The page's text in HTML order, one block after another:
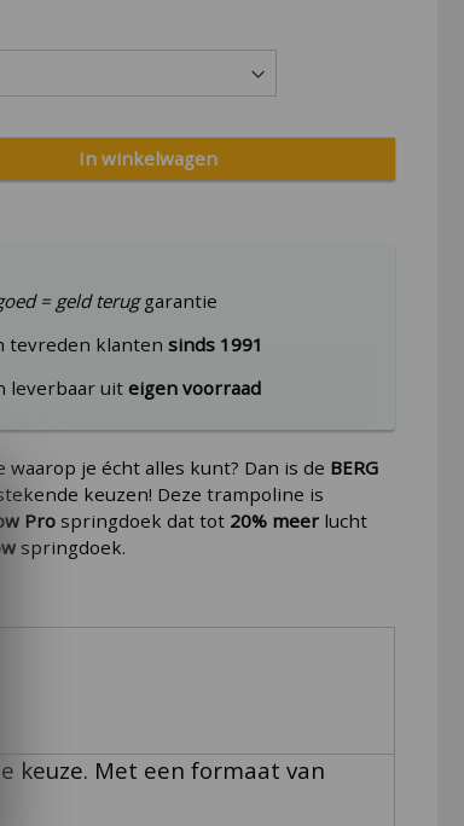
In winkelwagen
= geld teruggarantie
tevreden klantensinds 1991
leverbaar uiteigen voorraad
waarop je écht alles kunt? Dan is de BERG
keuzen! Deze trampoline is
Pro springdoek dat tot 20% meer lucht
springdoek.
keuze. Met een formaat van